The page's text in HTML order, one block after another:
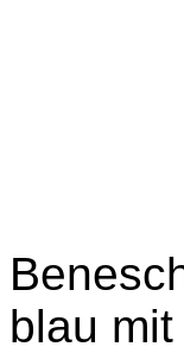
blau